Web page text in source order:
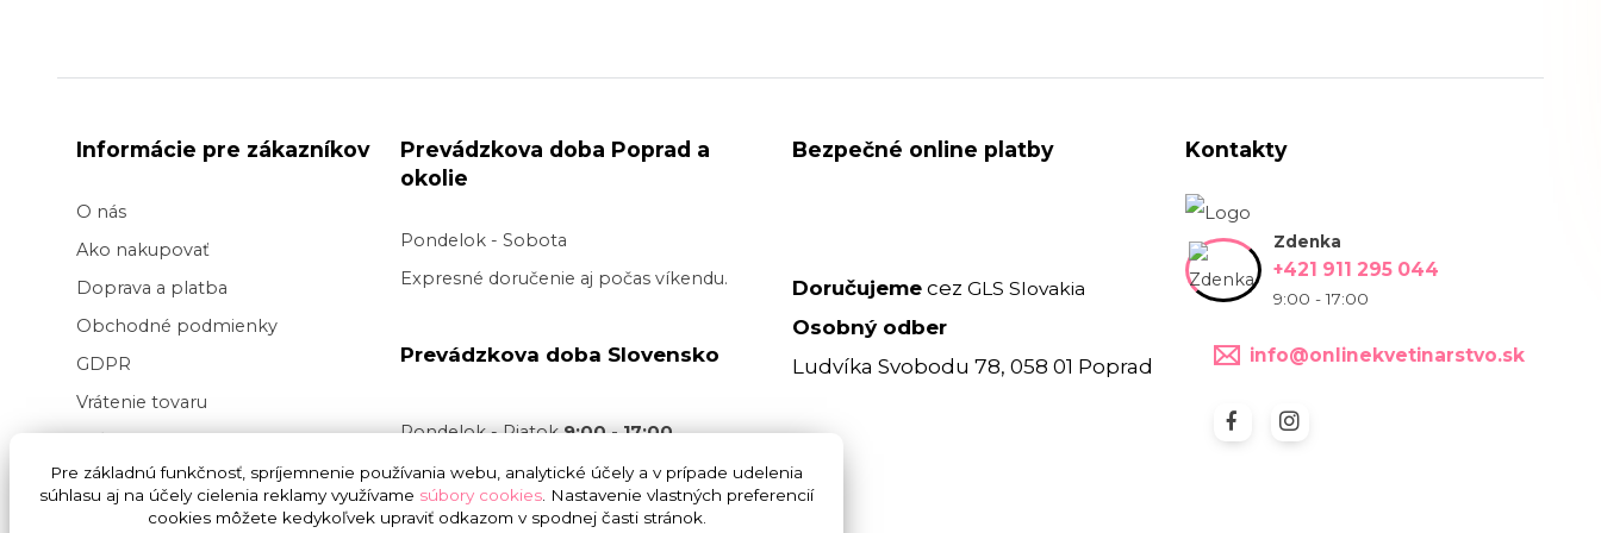
Informácie pre zákazníkov
O nás
Ako nakupovať
Doprava a platba
Obchodné podmienky
GDPR
Vrátenie tovaru
Veľkoobchod kvetov
Blog
Svadba na kľúč
Prevádzkova doba Poprad a
okolie
Pondelok - Sobota
Expresné doručenie aj počas víkendu.
Prevádzkova doba Slovensko
Pondelok - Piatok9:00 - 17:00
Doručenie v pracovný deň je realizované
v čase9:00 do 17:00bez garancie
Bezpečné online platby
Doručujeme cezGLS Slovakia
Osobný odber
Ludvíka Svobodu 78, 058 01 Poprad
Kontakty
Zdenka
+421 911 295 044
9:00 - 17:00
info@onlinekvetinarstvo.sk
Pre základnú funkčnosť, spríjemnenie používania webu, analytické účely a v prípade udelenia
súhlasu aj na účely cielenia reklamy využívame súbory cookies . Nastavenie vlastných preferencií
cookies môžete kedykoľvek upraviť odkazom v spodnej časti stránok.